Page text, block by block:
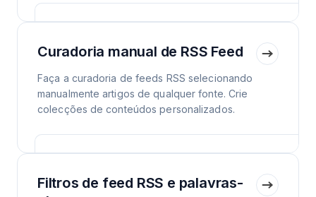
Curadoria manual de RSS Feed
Faça a curadoria de feeds RSS selecionando
manualmente artigos de qualquer fonte. Crie
colecções de conteúdos personalizados.
Filtros de feed RSS e palavras-